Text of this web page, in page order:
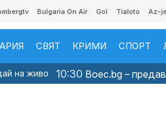
Bulgaria On Air Gol Tialoto Az-
СВЯТ КРИМИ СПОРТ
на живо 10:30 Boec.bg –